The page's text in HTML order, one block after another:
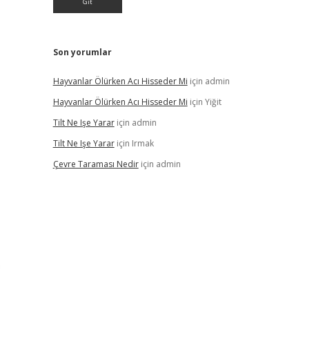
Son yorumlar
Hayvanlar Ölürken Acı Hisseder Mi için admin
Hayvanlar Ölürken Acı Hisseder Mi için Yiğit
Tilt Ne Işe Yarariçin admin
Tilt Ne Işe Yarariçin Irmak
Çevre Taraması Nediriçin admin